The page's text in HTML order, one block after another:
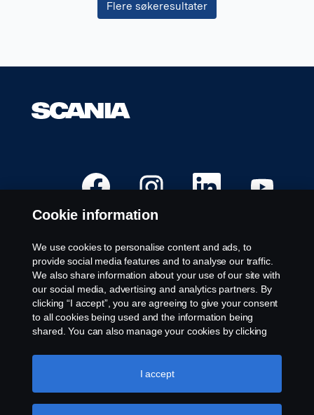
Flere søkeresultater
p
n
s
n
y
t
t
f
a
e
a
p
n
s
i
n
y
t
t
f
a
n
e
a
Å
n
n
y
t
t
f
a
e
a
n
t
n
y
t
t
f
a
e
a
Ledige stillinger
Steder
Kontakt oss
Om Scania
Juridisk merknad
Personvernerklæring
Informasjonskapsler
Cookie information
We use cookies to personalise content and ads, to
provide social media features and to analyse our traffic.
We also share information about your use of our site with
our social media, advertising and analytics partners. By
clicking “I accept”, you are agreeing to give your consent
to all cookies being used and the information being
shared. You can also manage your cookies by clicking
like to accept. For a more detailed explanation of how we
use cookies, please visit our cookies section, which you
I accept